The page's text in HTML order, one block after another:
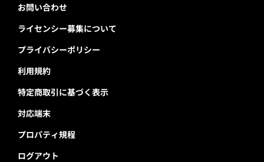
お問い合わせ
ライセンシー募集について
プライバシーポリシー
利用規約
特定商取引に基づく表示
対応端末
プロパティ規程
ログアウト